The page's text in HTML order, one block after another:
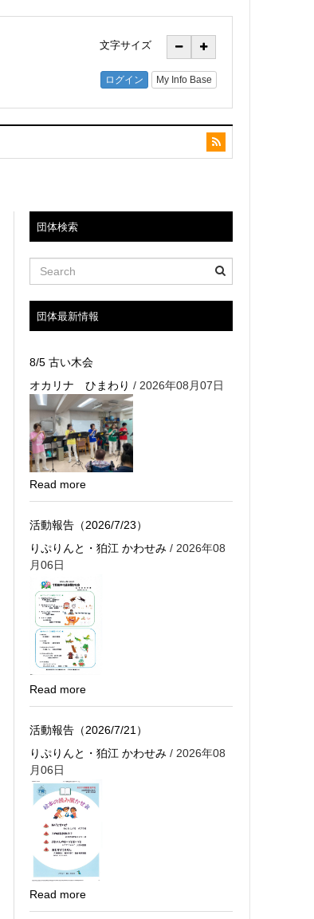
文字サイズ
団体検索
団体最新情報
8/5 古い木会
オカリナ ひまわり / 2026年08月07日
Read more
活動報告（2026/7/23）
りぷりんと・狛江 かわせみ / 2026年08
月06日
Read more
活動報告（2026/7/21）
りぷりんと・狛江 かわせみ / 2026年08
月06日
Read more